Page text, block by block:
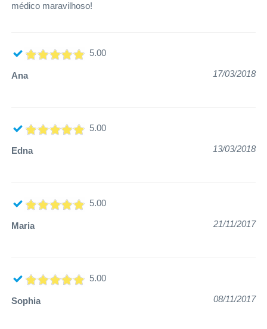
médico maravilhoso!
5.00
Ana 17/03/2018
5.00
Edna 13/03/2018
5.00
Maria 21/11/2017
5.00
Sophia 08/11/2017